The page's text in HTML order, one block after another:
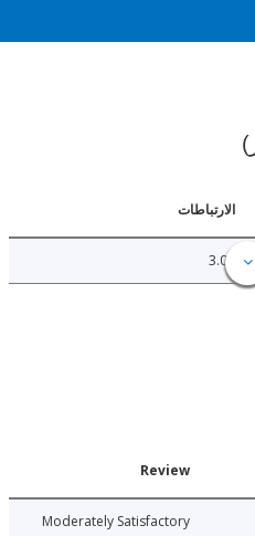
Moderately Satisfactory
10-22